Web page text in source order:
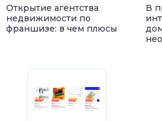
Открытие агентства
недвижимости по
франшизе: в чем плюсы
В